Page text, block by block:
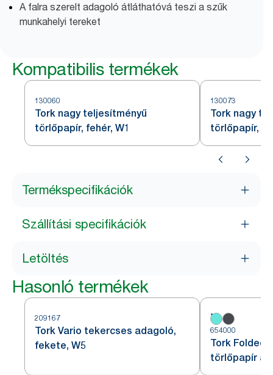
A falra szerelt adagoló átláthatóvá teszi a szűk
munkahelyi tereket
Kompatibilis termékek
130060
Tork nagy teljesítményű
törlőpapír, fehér, W1
130073
Tork nagy
törlőpapír,
Termékspecifikációk
Szállítási specifikációk
Letöltés
Hasonló termékek
209167
Tork Vario tekercses adagoló,
fekete, W5
654000
Tork Folded
törlőpapír
W4